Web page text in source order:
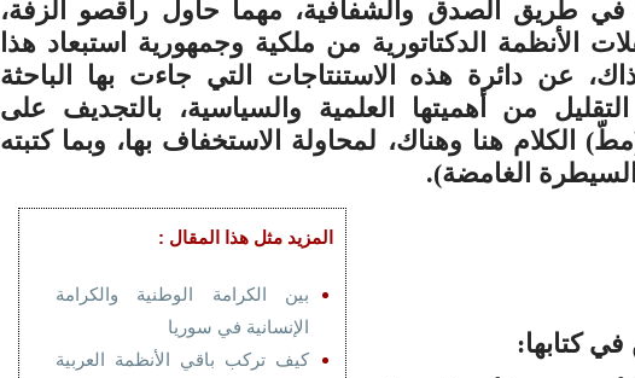
في طريق الصدق والشفافية، مهما حاول راقصو الزفة،
الأنظمة الدكتاتورية من ملكية وجمهورية استبعاد هذا
عن دائرة هذه الاستنتاجات التي جاءت بها الباحثة
من أهميتها العلمية والسياسية، بالتجديف على
الكلام هنا وهناك، لمحاولة الاستخفاف بها، وبما كتبته
الغامضة).
المزيد مثل هذا المقال :
بين الكرامة الوطنية والكرامة
الإنسانية في سوريا
كيف تركب باقي الأنظمة العربية
كتابها: